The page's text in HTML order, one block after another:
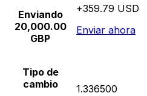
Enviando
20,000.00
GBP
+359.79 USD
Enviar ahora
Tipo de
cambio
1.336500